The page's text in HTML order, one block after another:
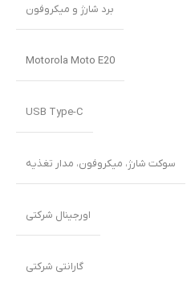
برد شارژ و میکروفون
Motorola Moto E20
USB Type-C
سوکت شارژ، میکروفون، مدار تغذیه
اورجینال شرکتی
گارانتی شرکتی